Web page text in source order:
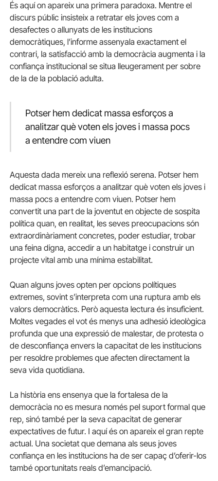
És aquí on apareix una primera paradoxa. Mentre el
discurs públic insisteix a retratar els joves com a
desafectes o allunyats de les institucions
democràtiques, l’informe assenyala exactament el
contrari, la satisfacció amb la democràcia augmenta i la
confiança institucional se situa lleugerament per sobre
de la de la població adulta.
Potser hem dedicat massa esforços a
analitzar què voten els joves i massa pocs
a entendre com viuen
Aquesta dada mereix una reflexió serena. Potser hem
dedicat massa esforços a analitzar què voten els joves i
massa pocs a entendre com viuen. Potser hem
convertit una part de la joventut en objecte de sospita
política quan, en realitat, les seves preocupacions són
extraordinàriament concretes, poder estudiar, trobar
una feina digna, accedir a un habitatge i construir un
projecte vital amb una mínima estabilitat.
Quan alguns joves opten per opcions polítiques
extremes, sovint s’interpreta com una ruptura amb els
valors democràtics. Però aquesta lectura és insuficient.
Moltes vegades el vot és menys una adhesió ideològica
profunda que una expressió de malestar, de protesta o
de desconfiança envers la capacitat de les institucions
per resoldre problemes que afecten directament la
seva vida quotidiana.
La història ens ensenya que la fortalesa de la
democràcia no es mesura només pel suport formal que
rep, sinó també per la seva capacitat de generar
expectatives de futur. I aquí és on apareix el gran repte
actual. Una societat que demana als seus joves
confiança en les institucions ha de ser capaç d’oferir-los
també oportunitats reals d’emancipació.